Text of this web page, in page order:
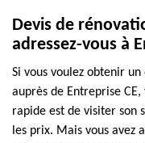
Devis de
adressez-vous à
Si vous voulez obtenir
auprès de Entreprise
rapide est de visiter son
les prix. Mais vous avez